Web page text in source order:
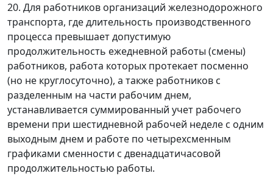
20. Для работников организаций железнодорожного
транспорта, где длительность производственного
процесса превышает допустимую
продолжительность ежедневной работы (смены)
работников, работа которых протекает посменно
(но не круглосуточно), а также работников с
разделенным на части рабочим днем,
устанавливается суммированный учет рабочего
времени при шестидневной рабочей неделе с одним
выходным днем и работе по четырехсменным
графиками сменности с двенадцатичасовой
продолжительностью работы.